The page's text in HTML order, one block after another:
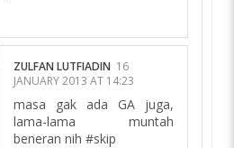
ZULFAN LUTFIADIN 16
JANUARY 2013 AT 14:23
masa gak ada GA juga,
lama-lama muntah
beneran nih #skip